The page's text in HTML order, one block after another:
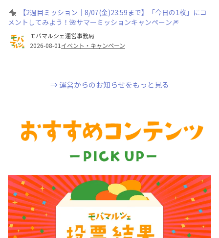
【2週目ミッション｜8/07(金)23:59まで】「今日の1枚」にコ
メントしてみよう！🌺サマーミッションキャンペーン🎆
モバマルシェ運営事務局
2026-08-01 イベント・キャンペーン
⇒ 運営からのお知らせをもっと見る